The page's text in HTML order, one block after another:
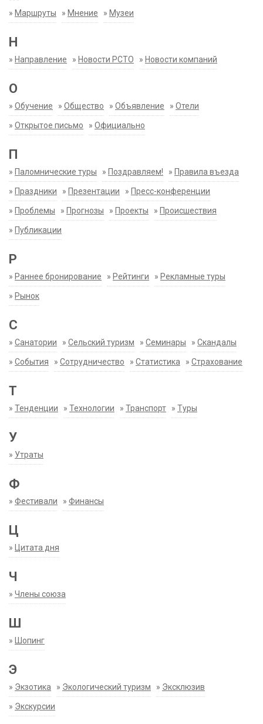
» Маршруты » Мнение » Музеи
Н
» Направление » Новости РСТО » Новости компаний
О
» Обучение » Общество » Объявление » Отели
» Открытое письмо » Официально
П
» Паломнические туры » Поздравляем! » Правила въезда
» Праздники » Презентации » Пресс-конференции
» Проблемы » Прогнозы » Проекты » Происшествия
» Публикации
Р
» Раннее бронирование » Рейтинги » Рекламные туры
» Рынок
С
» Санатории » Сельский туризм » Семинары » Скандалы
» События » Сотрудничество » Статистика » Страхование
Т
» Тенденции » Технологии » Транспорт » Туры
У
» Утраты
Ф
» Фестивали » Финансы
Ц
» Цитата дня
Ч
» Члены союза
Ш
» Шопинг
Э
» Экзотика » Экологический туризм » Эксклюзив
» Экскурсии